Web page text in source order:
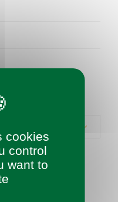
cookies
control
want to